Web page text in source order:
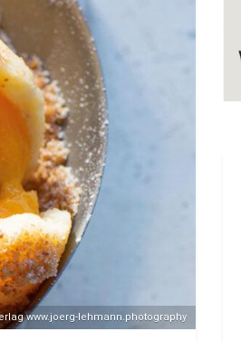
www.joerg-lehmann.photography